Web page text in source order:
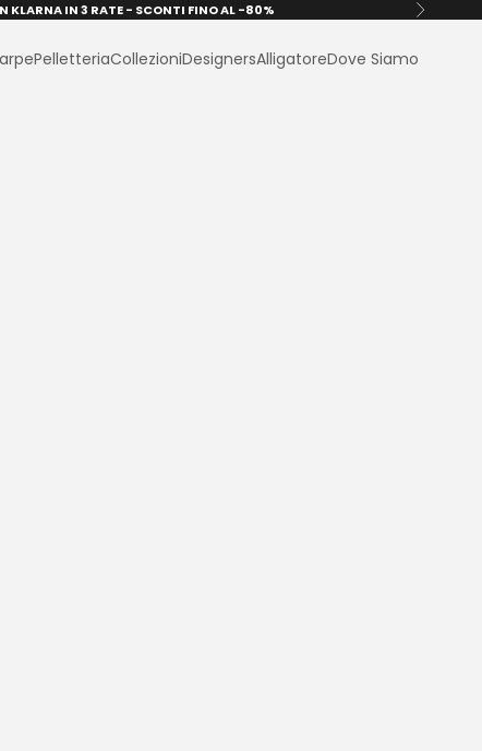
KLARNA IN 3 RATE - SCONTI FINO AL -80% Successivo
PelletteriaCollezioniDesignersAlligatoreDove Siamo